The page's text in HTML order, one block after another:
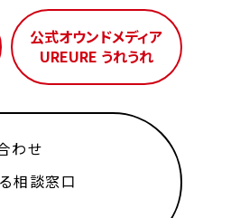
公式オウンドメディア
UREURE うれうれ
わせ
相談窓口